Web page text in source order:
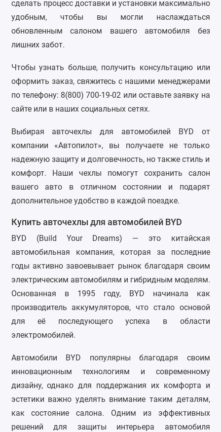
ZAZ
ТагАЗ
сделать процесс доставки и установки максимально
удобным, чтобы вы могли наслаждаться
обновленным салоном вашего автомобиля без
лишних забот.
Чтобы узнать больше, получить консультацию или
оформить заказ, свяжитесь с нашими менеджерами
по телефону: 8(800) 700-19-02 или оставьте заявку на
сайте или в наших социальных сетях.
Выбирая авточехлы для автомобилей BYD от
компании «Автопилот», вы получаете не только
надежную защиту и долговечность, но также стиль и
комфорт. Наши чехлы помогут сохранить салон
вашего авто в отличном состоянии и подарят
дополнительное удобство в каждой поездке.
Купить авточехлы для автомобилей BYD
BYD (Build Your Dreams) — это китайская
автомобильная компания, которая за последние
годы активно завоевывает рынок благодаря своим
электрическим автомобилям и гибридным моделям.
Основанная в 1995 году, BYD начинала как
производитель аккумуляторов, что стало основой
для её последующего успеха в области
электромобилей.
Автомобили BYD популярны благодаря своим
инновационным технологиям и современному
дизайну, однако для поддержания их комфорта и
эстетики важно уделять внимание таким деталям,
как состояние салона. Одним из эффективных
решений для защиты интерьера автомобиля